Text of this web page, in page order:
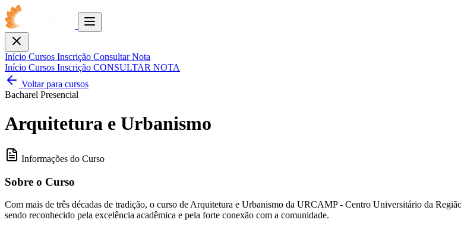
Toggle
Fechar
Início Cursos Inscrição Consultar Nota
Início Cursos Inscrição CONSULTAR NOTA
Voltar para cursos
Bacharel Presencial
Arquitetura e Urbanismo
Informações do Curso
Sobre o Curso
Com mais de três décadas de tradição, o curso de Arquitetura e Urbanismo da URCAMP - Centro Universitário da
sendo reconhecido pela excelência acadêmica e pela forte conexão com a comunidade.